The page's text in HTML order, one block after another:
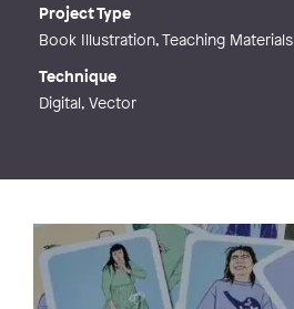
Project Type
Book Illustration, Teaching Materials
Technique
Digital, Vector